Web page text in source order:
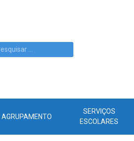
AGRUPAMENTO
SERVIÇOS
ESCOLARES